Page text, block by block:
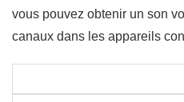
vous pouvez obtenir un son
canaux dans les appareils